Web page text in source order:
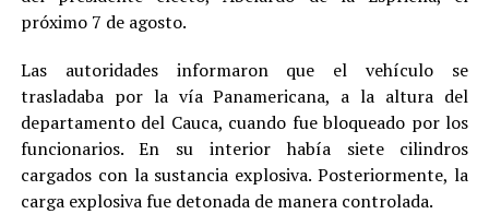
próximo 7 de agosto.
Las autoridades informaron que el vehículo se
trasladaba por la vía Panamericana, a la altura del
departamento del Cauca, cuando fue bloqueado por los
funcionarios. En su interior había siete cilindros
cargados con la sustancia explosiva. Posteriormente, la
carga explosiva fue detonada de manera controlada.